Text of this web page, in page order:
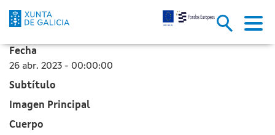
A Xunta recibe 11 ofertas para
Skip to Main Content
Fecha
26 abr. 2023 - 00:00:00
Subtítulo
Imagen Principal
Cuerpo